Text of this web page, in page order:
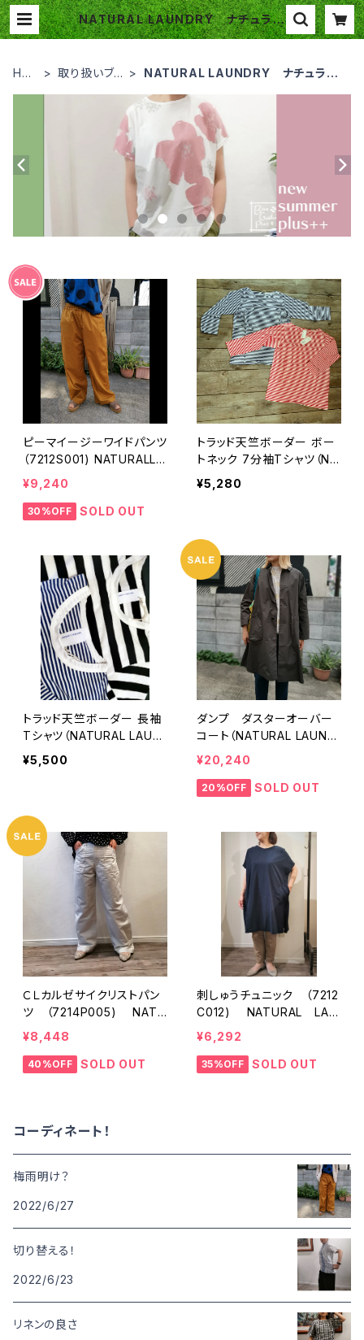
NATURAL LAUNDRY ナチュラル
ランドリー | Blue Garden Plus
HO
取り扱いブラ
NATURAL LAUNDRY ナチュラル
ピーマイージーワイドパンツ
（7212S001) NATURALLA
UNDRY ナチュラルランド
リー
¥9,240
30%OFF SOLD OUT
トラッド天竺ボーダー ボー
トネック 7分袖Tシャツ（NA
TURAL LAUNDRY ナチュ
ラルランドリー）
¥5,280
トラッド天竺ボーダー 長袖
Tシャツ（NATURAL LAUN
DRY ナチュラルランドリー）
¥5,500
ダンプ ダスターオーバー
コート（NATURAL LAUND
RY ナチュラルランドリー）
¥20,240
20%OFF SOLD OUT
ＣＬカルゼサイクリストパン
ツ （7214P005) NATU
RAL LAUNDRY ナチュ
ラルランドリー
¥8,448
40%OFF SOLD OUT
刺しゅうチュニック （7212
C012) NATURAL LAU
NDRY ナチュラルランドリ
¥6,292
35%OFF SOLD OUT
コーディネート！
梅雨明け？
2022/6/27
切り替える！
2022/6/23
リネンの良さ